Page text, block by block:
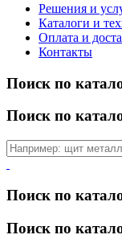
Решения и
Каталоги и
Оплата и
Контакты
Поиск по
Поиск по
Поиск по
Поиск по